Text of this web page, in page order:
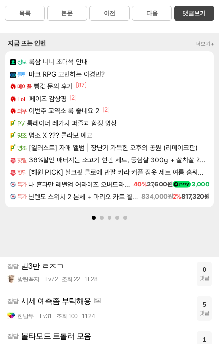
목록 본문 이전 다음 댓글보기
지금 뜨는 인벤 더보기+
정보 룩삼 니니 초대석 안내
클립 마크 RPG 고민하는 이경민?
메이플 빵값 문의 후기 [87]
LoL 페이즈 감상평 [2]
와우 이번주 교역소 룩 좋네요 2 [2]
PV 툼레이더 레가시 퍼즐과 함정 영상
명조 명조 X ??? 콜라보 예고
명조 [일러스트] 자매 앨범 | 장난기 가득한 오후의 공원 (리메이크판)
핫딜 36%할인 배터지는 소고기 한판 세트, 등심살 300g + 살치살 200g + 부채살 200g + 갈비살 200g + 우삼겹 300g, 1.2kg, 1세트
핫딜 [해원 PICK] 실크핏 클로에 반팔 카라 커플 잠옷 세트 여름 홈웨어 남녀공용
특가 나 혼자만 레벨업 어라이즈 오버드라이브 Solo Leveling Arise 40%27,600원 3,000
특가 닌텐도 스위치 2 본체 + 마리오 카트 월드 + 포켓몬 포코피아 번들 834,000원2%817,320원
잡담 받3만 ㄹㅈㄱ
방탄꼭지 Lv.72 조회 22 11:28
0
댓글
잡담 시세 예측좀 부탁해용
한날두 Lv.31 조회 100 11:24
5
댓글
잡담 볼타모드 트롤러 모음 1